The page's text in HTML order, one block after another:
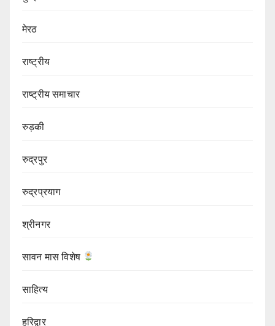
मेरठ
राष्ट्रीय
राष्ट्रीय समाचार
रुड़की
रुद्रपुर
रुद्रप्रयाग
श्रीनगर
सावन मास विशेष
साहित्य
हरिद्वार